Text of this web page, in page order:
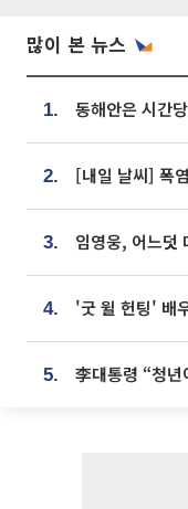
많이 본 뉴스
1.
2.
3.
4.
5.